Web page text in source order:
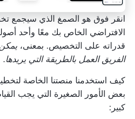
انقر فوق هو الصمغ الذي سيجمع
الافتراضي الخاص بك معًا وأحد
قدراته على التخصيص. بمعنى،
الفريق العمل بالطريقة التي يريدها.
بعض الأمور الصغيرة التي يجب القيام
كبير: